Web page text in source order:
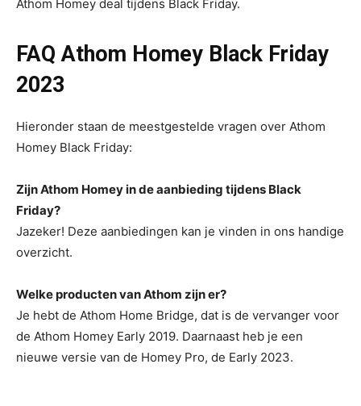
Athom Homey deal tijdens Black Friday.
FAQ Athom Homey Black Friday
2023
Hieronder staan de meestgestelde vragen over Athom
Homey Black Friday:
Zijn Athom Homey in de aanbieding tijdens Black
Friday?
Jazeker! Deze aanbiedingen kan je vinden in ons handige
overzicht.
Welke producten van Athom zijn er?
Je hebt de Athom Home Bridge, dat is de vervanger voor
de Athom Homey Early 2019. Daarnaast heb je een
nieuwe versie van de Homey Pro, de Early 2023.